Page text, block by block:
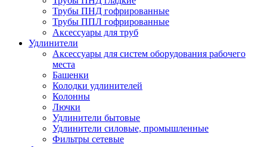
Трубы ПНД гофрированные
Трубы ППЛ гофрированные
Аксессуары для труб
Удлинители
Аксессуары для систем оборудования рабочего
места
Башенки
Колодки удлинителей
Колонны
Лючки
Удлинители бытовые
Удлинители силовые, промышленные
Фильтры сетевые